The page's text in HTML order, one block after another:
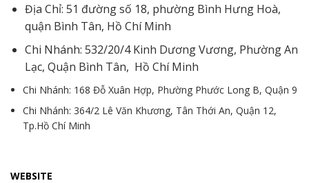
Địa Chỉ: 51 đường số 18, phường Bình Hưng Hoà,
quận Bình Tân, Hồ Chí Minh
Chi Nhánh: 532/20/4 Kinh Dương Vương, Phường An
Lạc, Quận Bình Tân, Hồ Chí Minh
Chi Nhánh: 168 Đỗ Xuân Hợp, Phường Phước Long B, Quận 9
Chi Nhánh: 364/2 Lê Văn Khương, Tân Thới An, Quận 12,
Tp.Hồ Chí Minh
WEBSITE